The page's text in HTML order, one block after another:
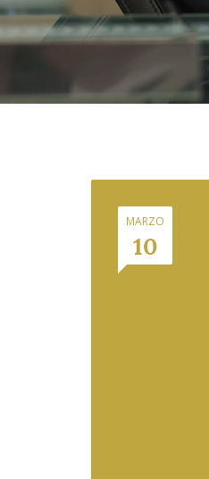
MARZO
10